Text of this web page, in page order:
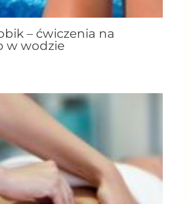
– ćwiczenia na
w wodzie